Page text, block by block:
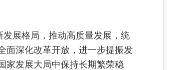
展格局，推动高质量发展，统
面深化改革开放，进一步提振发
家发展大局中保持长期繁荣稳